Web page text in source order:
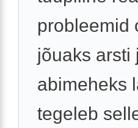
probleemid
jõuaks arsti
abimeheks
tegeleb